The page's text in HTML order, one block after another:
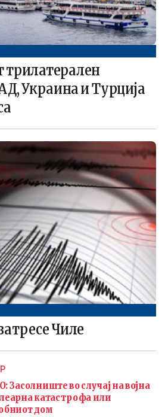
трилатерален
Украина и Турција
Чиле
Засолниште во случај на војна
катастрофа или
дом